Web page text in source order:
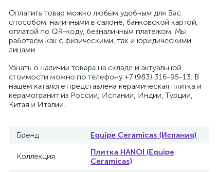
Оплатить товар можно любым удобным для Вас
способом: наличными в салоне, банковской картой,
оплатой по QR-коду, безналичным платежом. Мы
работаем как с физическими, так и юридическими
лицами.
Узнать о наличии товара на складе и актуальной
стоимости можно по телефону +7 (983) 316-95-13. В
нашем каталоге представлена керамическая плитка и
керамогранит из России, Испании, Индии, Турции,
Китая и Италии.
Бренд Equipe Ceramicas (Испания)
Коллекция
Плитка HANOI (Equipe
Ceramicas)